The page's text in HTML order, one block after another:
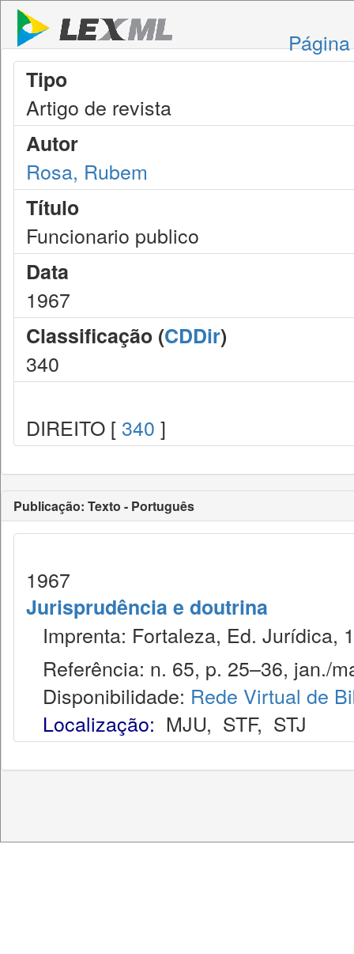
Tipo
Artigo de revista
Autor
Rosa, Rubem
Título
Funcionario publico
Data
1967
Classificação (CDDir)
340
DIREITO [ 340 ]
Publicação: Texto - Português
1967
Jurisprudência e doutrina
Imprenta: Fortaleza, Ed. Jurídica,
Referência: n. 65, p. 25–36, jan./
Disponibilidade: Rede Virtual de
Localização: MJU, STF, STJ